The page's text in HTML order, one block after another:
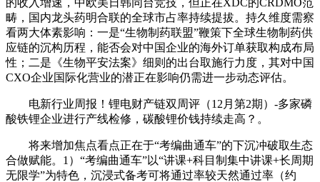
的收入增速，中欧美日韩同台竞技，但正在XDC的CRDMO范
畴，国内龙头药明合联的全球市占率持续提拔。持久维度需察
看两大体素影响：一是“生物制药联盟”鞭策下全球生物制药供
应链的沉构历程，能否会对中国企业的海外订单获取构成布局
性；二是《生物平安法案》细则的出台取施行力度，其对中国
CXO企业国际化营业的潜正在影响仍需进一步动态评估。
电新行业周报！锂电财产链双周评（12月第2期）-多家磷
酸铁锂企业进行产线检修，碳酸锂价钱持续走高？。
将来增加焦点看点正在于“考编曲通车”的下沉冲破取生态
合做赋能。1）“考编曲通车”以“讲课+科目制集中讲课+长周期
无限学”为特色，沉浸式备考可将通过率较天然通过率（约